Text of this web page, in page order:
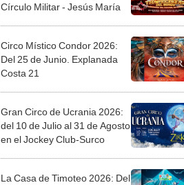
Círculo Militar - Jesús María
Circo Místico Condor 2026:
Del 25 de Junio. Explanada
Costa 21
Gran Circo de Ucrania 2026:
del 10 de Julio al 31 de Agosto
en el Jockey Club-Surco
La Casa de Timoteo 2026: Del